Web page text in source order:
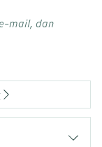
mail, dan